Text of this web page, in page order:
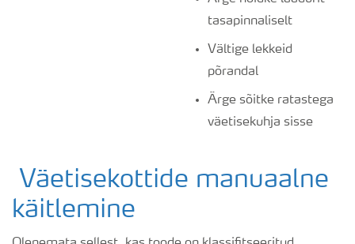
tasapinnaliselt
Vältige lekkeid
põrandal
Ärge sõitke ratastega
väetisekuhja sisse
Väetisekottide manuaalne
käitlemine